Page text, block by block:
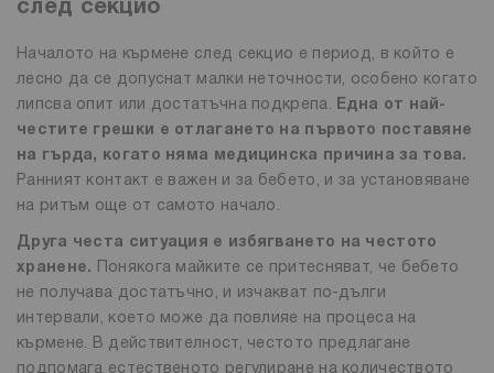
след секцио
Началото на кърмене след секцио е период, в който е
лесно да се допуснат малки неточности, особено когато
липсва опит или достатъчна подкрепа.
Една от най-
честите грешки е отлагането на първото поставяне
на гърда, когато няма медицинска причина за това.
Ранният контакт е важен и за бебето, и за установяване
на ритъм още от самото начало.
Друга честа ситуация е избягването на честото
хранене.
Понякога майките се притесняват, че бебето
не получава достатъчно, и изчакват по-дълги
интервали, което може да повлияе на процеса на
кърмене. В действителност, честото предлагане
подпомага естественото регулиране на количеството